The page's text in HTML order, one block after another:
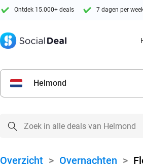
Ontdek 15.000+ deals 7 dagen per
Helmond
Overzicht > Overnachten >